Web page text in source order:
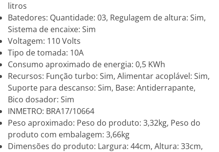
litros
Batedores: Quantidade: 03, Regulagem de altura: Sim,
Sistema de encaixe: Sim
Voltagem: 110 Volts
Tipo de tomada: 10A
Consumo aproximado de energia: 0,5 KWh
Recursos: Função turbo: Sim, Alimentar acoplável: Sim,
Suporte para descanso: Sim, Base: Antiderrapante,
Bico dosador: Sim
INMETRO: BRA17/10664
Peso aproximado: Peso do produto: 3,32kg, Peso do
produto com embalagem: 3,66kg
Dimensões do produto: Largura: 44cm, Altura: 33cm,